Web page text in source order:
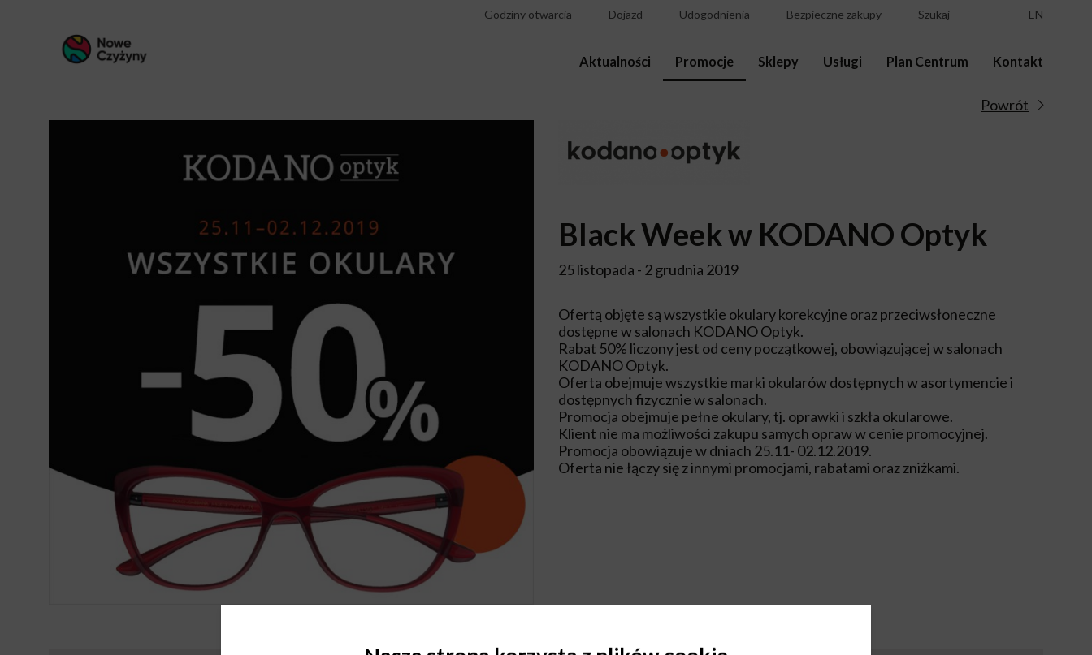
Godziny otwarcia Dojazd Udogodnienia Bezpieczne zakupy Szukaj EN
Aktualności Promocje Sklepy Usługi Plan Centrum Kontakt
Powrót
Black Week w KODANO Optyk
25 listopada - 2 grudnia 2019
Ofertą objęte są wszystkie okulary korekcyjne oraz przeciwsłoneczne
dostępne w salonach KODANO Optyk.
Rabat 50% liczony jest od ceny początkowej, obowiązującej w salonach
KODANO Optyk.
Oferta obejmuje wszystkie marki okularów dostępnych w asortymencie i
dostępnych fizycznie w salonach.
Promocja obejmuje pełne okulary, tj. oprawki i szkła okularowe.
Klient nie ma możliwości zakupu samych opraw w cenie promocyjnej.
Promocja obowiązuje w dniach 25.11- 02.12.2019.
Oferta nie łączy się z innymi promocjami, rabatami oraz zniżkami.